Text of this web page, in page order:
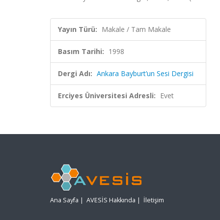
Yayın Türü: Makale / Tam Makale
Basım Tarihi: 1998
Dergi Adı: Ankara Bayburt’un Sesi Dergisi
Erciyes Üniversitesi Adresli: Evet
Ana Sayfa | AVESİS Hakkında | İletişim